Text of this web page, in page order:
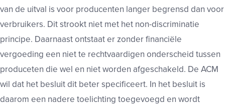
van de uitval is voor producenten langer begrensd dan voor
verbruikers. Dit strookt niet met het non-discriminatie
principe. Daarnaast ontstaat er zonder financiële
vergoeding een niet te rechtvaardigen onderscheid tussen
produceten die wel en niet worden afgeschakeld. De ACM
wil dat het besluit dit beter specificeert. In het besluit is
daarom een nadere toelichting toegevoegd en wordt